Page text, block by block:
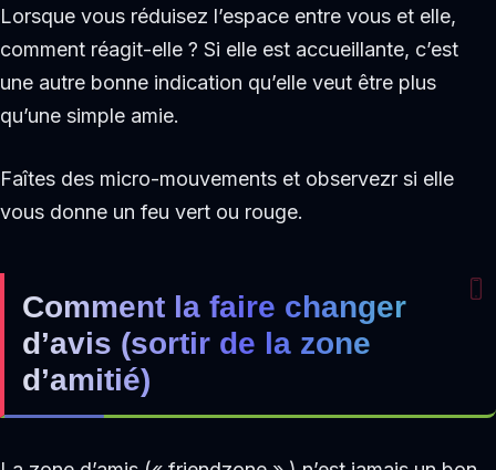
Lorsque vous réduisez l’espace entre vous et elle,
comment réagit-elle ? Si elle est accueillante, c’est
une autre bonne indication qu’elle veut être plus
qu’une simple amie.
Faîtes des micro-mouvements et observezr si elle
vous donne un feu vert ou rouge.
Comment la faire changer
d’avis (sortir de la zone
d’amitié)